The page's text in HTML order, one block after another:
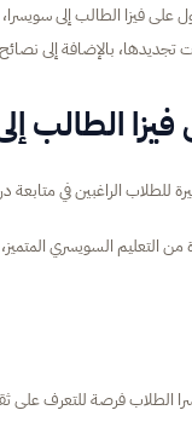
فيزا الطالب إلى
تجديدها، بالإضافة إلى
الطالب
للطلاب الراغبين في متابعة
التعليم السويسري
الطلاب فرصة للتعرف